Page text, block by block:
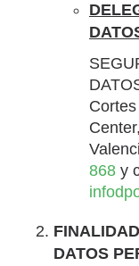
868 y
DATOS